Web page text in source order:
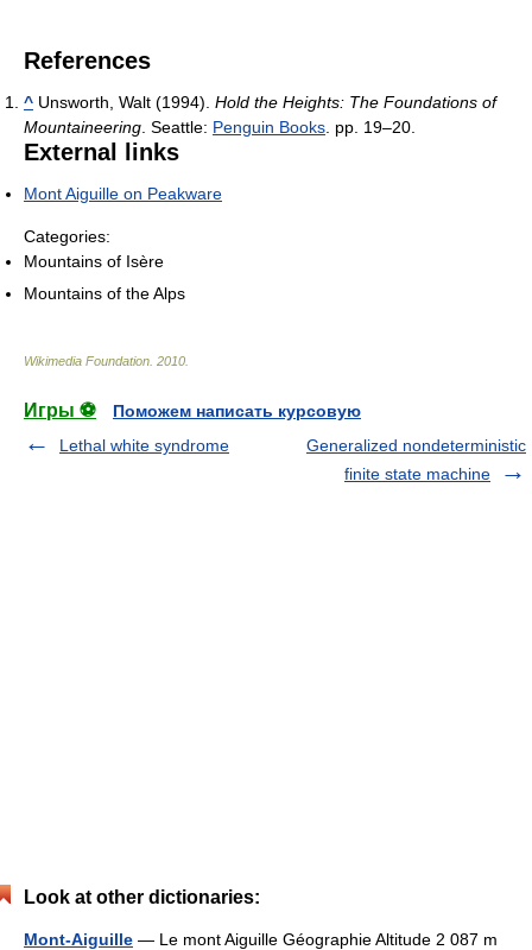
References
^ Unsworth, Walt (1994). Hold the Heights: The Foundations of
Mountaineering . Seattle: Penguin Books . pp. 19–20.
External links
Mont Aiguille on Peakware
Categories:
Mountains of Isère
Mountains of the Alps
Wikimedia Foundation 2010
Игры ⚽
Поможем написать курсовую
Lethal white syndrome
Generalized nondeterministic
finite state machine
Look at other dictionaries:
Mont-Aiguille — Le mont Aiguille Géographie Altitude 2 087 m